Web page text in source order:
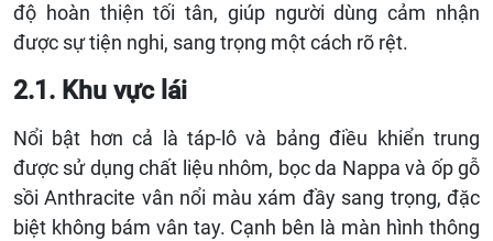
độ hoàn thiện tối tân, giúp người dùng cảm nhận
được sự tiện nghi, sang trọng một cách rõ rệt.
2.1. Khu vực lái
Nổi bật hơn cả là táp-lô và bảng điều khiển trung
được sử dụng chất liệu nhôm, bọc da Nappa và ốp gỗ
sồi Anthracite vân nổi màu xám đầy sang trọng, đặc
biệt không bám vân tay. Cạnh bên là màn hình thông